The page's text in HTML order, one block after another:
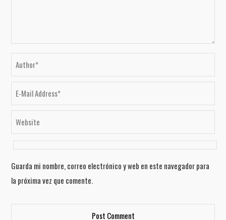
Guarda mi nombre, correo electrónico y web en este navegador para
la próxima vez que comente.